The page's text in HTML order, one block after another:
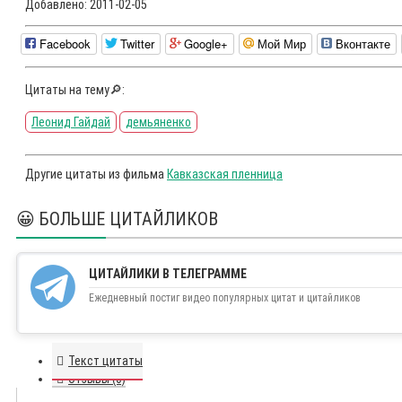
Добавлено: 2011-02-05
Facebook Twitter Google+ Мой Мир Вконтакте
Цитаты на тему🔎:
Леонид Гайдай демьяненко
Другие цитаты из фильма Кавказская пленница
😀 БОЛЬШЕ ЦИТАЙЛИКОВ
ЦИТАЙЛИКИ В ТЕЛЕГРАММЕ
Ежедневный постиг видео популярных цитат и цитайликов
Текст цитаты
Отзывы (0)